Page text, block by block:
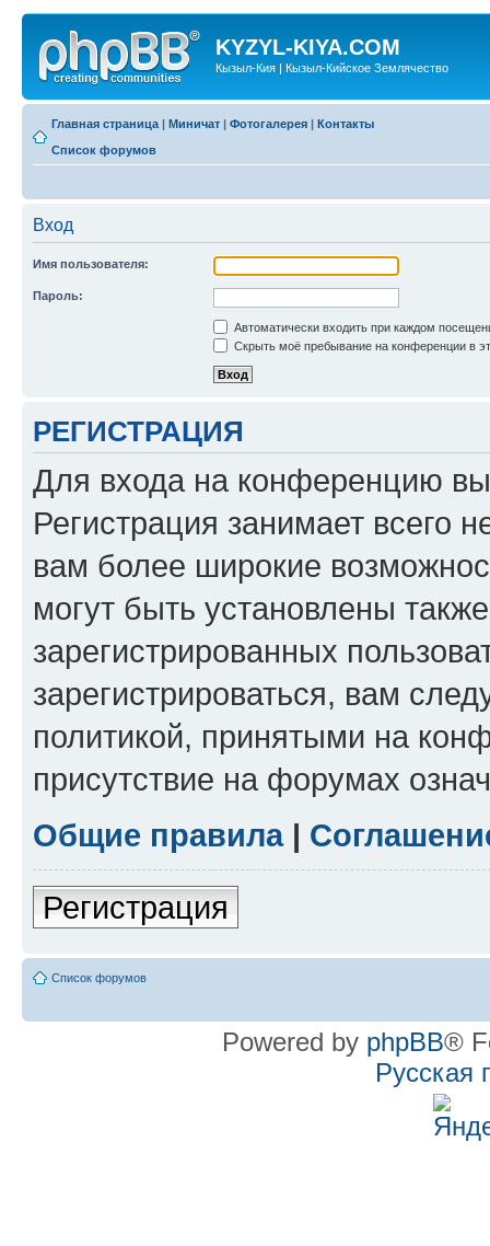
KYZYL-KIYA.COM
Кызыл-Кия | Кызыл-Кийское Землячество
Главная страница | Миничат | Фотогалерея | Контакты
Список форумов
Вход
Имя пользователя:
Пароль:
Автоматически входить при каждом
Скрыть моё пребывание на конференции в
РЕГИСТРАЦИЯ
Для входа на конференцию
Регистрация занимает всего
вам более широкие
могут быть установлены
зарегистрированных
зарегистрироваться, вам
политикой, принятыми на
присутствие на форумах
Общие правила|
Регистрация
Список форумов
Powered by phpBB®
Русская